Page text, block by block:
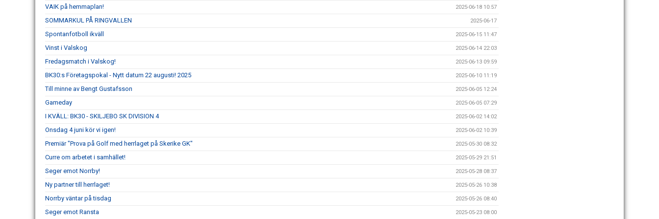
VAIK på hemmaplan! 2025-06-18 10:57
SOMMARKUL PÅ RINGVALLEN 2025-06-17
Spontanfotboll ikväll 2025-06-15 11:47
Vinst i Valskog 2025-06-14 22:03
Fredagsmatch i Valskog! 2025-06-13 09:59
BK30:s Företagspokal - Nytt datum 22 augusti! 2025 2025-06-10 11:19
Till minne av Bengt Gustafsson 2025-06-05 12:24
Gameday 2025-06-05 07:29
I KVÄLL: BK30 - SKILJEBO SK DIVISION 4 2025-06-02 14:02
Onsdag 4 juni kör vi igen! 2025-06-02 10:39
Premiär "Prova på Golf med herrlaget på Skerike GK" 2025-05-30 08:32
Curre om arbetet i samhället! 2025-05-29 21:51
Seger emot Norrby! 2025-05-28 08:37
Ny partner till herrlaget! 2025-05-26 10:38
Norrby väntar på tisdag 2025-05-26 08:40
Seger emot Ransta 2025-05-23 08:00